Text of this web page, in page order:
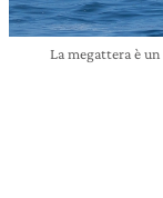
La megattera è